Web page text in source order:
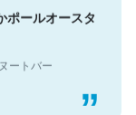
ールオースタ